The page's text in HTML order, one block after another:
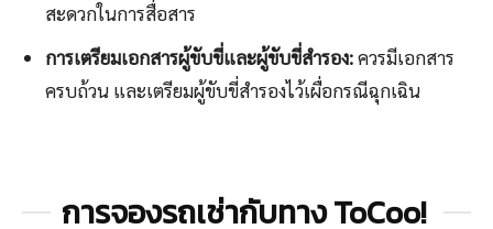
สะดวกในการสื่อสาร
การเตรียมเอกสารผู้ขับขี่และผู้ขับขี่สำรอง:ควรมีเอกสาร
ครบถ้วน และเตรียมผู้ขับขี่สำรองไว้เผื่อกรณีฉุกเฉิน
การจองรถเช่ากับทาง ToCoo!